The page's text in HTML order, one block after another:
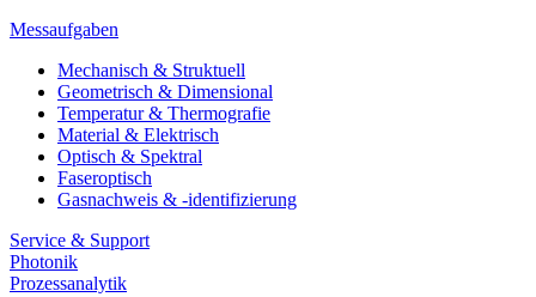
Messaufgaben
Mechanisch & Struktuell
Geometrisch & Dimensional
Temperatur & Thermografie
Material & Elektrisch
Optisch & Spektral
Faseroptisch
Gasnachweis & -identifizierung
Service & Support
Photonik
Prozessanalytik